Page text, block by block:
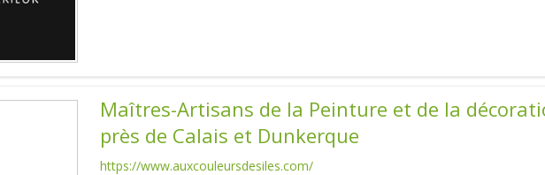
Maîtres-Artisans de la Peinture et de la
près de Calais et Dunkerque
https://www.auxcouleursdesiles.com/